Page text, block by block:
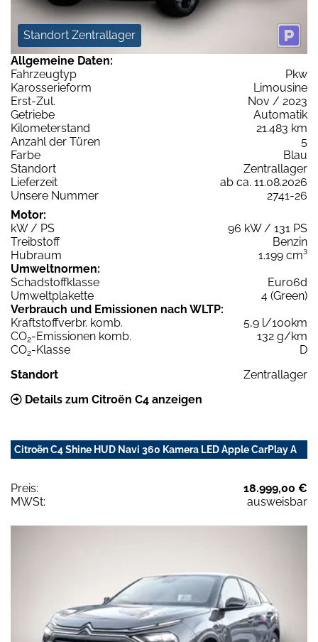
Standort Zentrallager
Allgemeine Daten:
Fahrzeugtyp
Pkw
Karosserieform
Limousine
Erst-Zul.
Nov / 2023
Getriebe
Automatik
Kilometerstand
21.483 km
Anzahl der Türen
5
Farbe
Blau
Standort
Zentrallager
Lieferzeit
ab ca. 11.08.2026
Unsere Nummer
2741-26
Motor:
kW / PS
96 kW / 131 PS
Treibstoff
Benzin
Hubraum
1.199 cm³
Umweltnormen:
Schadstoffklasse
Euro6d
Umweltplakette
4 (Green)
Verbrauch und Emissionen nach WLTP:
Kraftstoffverbr. komb.
5,9 l/100km
CO2-Emissionen komb.
132 g/km
CO2-Klasse
D
Standort
Zentrallager
Details zum Citroën C4 anzeigen
Citroën C4 Shine HUD Navi 360 Kamera LED Apple CarPlay A
Preis:
18.999,00 €
MWSt:
ausweisbar